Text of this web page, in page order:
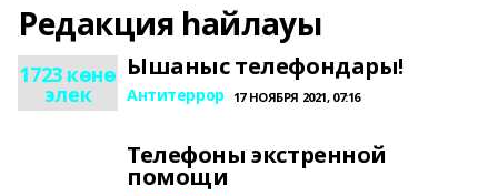
Редакция һайлауы
1723 көнө
элек
Ышаныс телефондары!
Антитеррор 17 НОЯБРЯ 2021, 07:16
Телефоны экстренной
помощи